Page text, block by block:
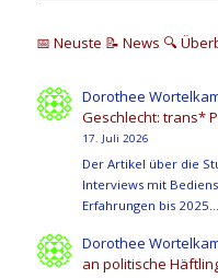
📅 Neuste 📝 News 🔍
Dorothee
Geschlecht: trans*
17. Juli 2026
Der Artikel über die
Interviews mit
Erfahrungen bis 2025…
Dorothee
an politische